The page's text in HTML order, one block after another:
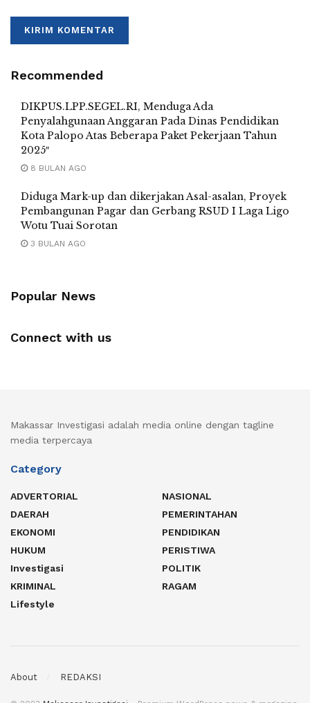
Recommended
DIKPUS.LPP.SEGEL.RI, Menduga Ada
Penyalahgunaan Anggaran Pada Dinas Pendidikan
Kota Palopo Atas Beberapa Paket Pekerjaan Tahun
2025″
8 BULAN AGO
Diduga Mark-up dan dikerjakan Asal-asalan, Proyek
Pembangunan Pagar dan Gerbang RSUD I Laga Ligo
Wotu Tuai Sorotan
3 BULAN AGO
Popular News
Connect with us
Makassar Investigasi adalah media online dengan tagline
media terpercaya
Category
ADVERTORIAL
DAERAH
EKONOMI
HUKUM
Investigasi
KRIMINAL
Lifestyle
NASIONAL
PEMERINTAHAN
PENDIDIKAN
PERISTIWA
POLITIK
RAGAM
About REDAKSI